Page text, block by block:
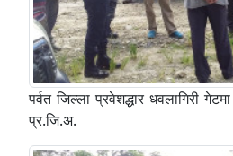
पर्वत जिल्ला प्रवेशद्धार धवलागिरी
प्र‍.जि.अ.